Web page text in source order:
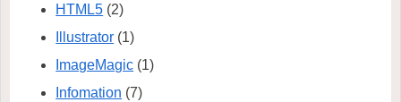
HTML5 (2)
Illustrator (1)
ImageMagic (1)
Infomation (7)